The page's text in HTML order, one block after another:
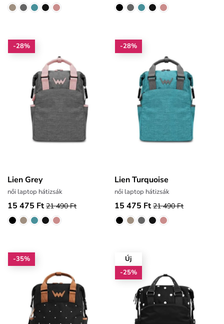
-28%
Lien Grey
női laptop hátizsák
15 475 Ft 21 490 Ft
-28%
Lien Turquoise
női laptop hátizsák
15 475 Ft 21 490 Ft
-35%
Új
-25%